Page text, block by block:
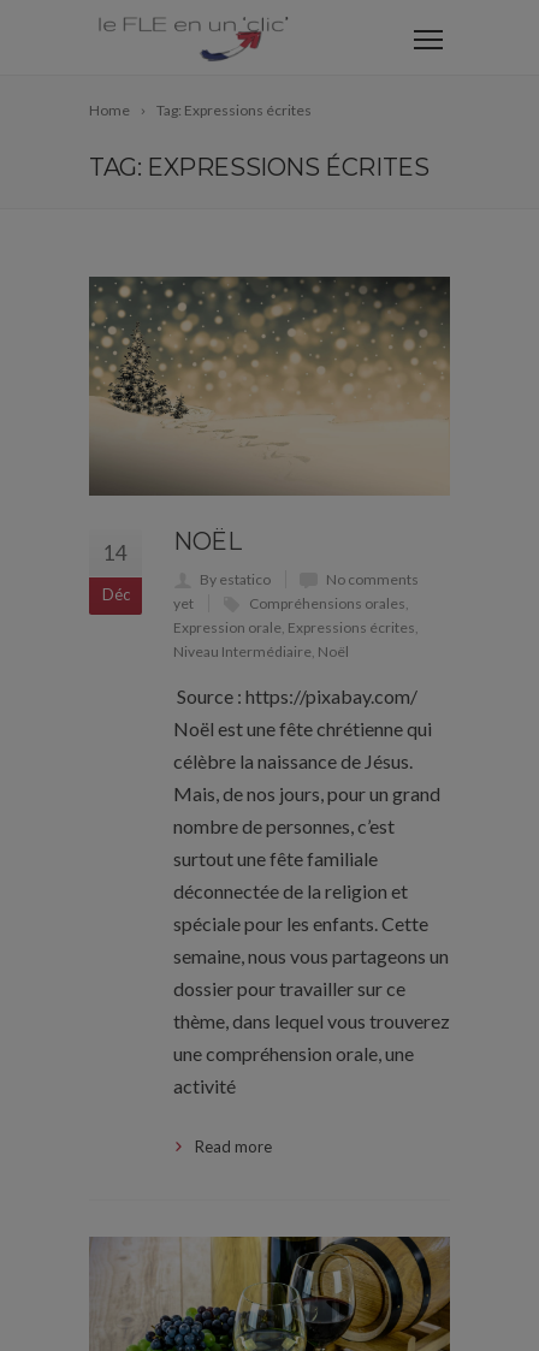
Home Tag: Expressions écrites
TAG: EXPRESSIONS ÉCRITES
14
Déc
NOËL
By estatico
No comments
yet
Compréhensions orales
Expression orale Expressions écrites
Niveau Intermédiaire Noël
Source : https://pixabay.com/
Noël est une fête chrétienne qui
célèbre la naissance de Jésus.
Mais, de nos jours, pour un grand
nombre de personnes, c’est
surtout une fête familiale
déconnectée de la religion et
spéciale pour les enfants. Cette
semaine, nous vous partageons un
dossier pour travailler sur ce
thème, dans lequel vous trouverez
une compréhension orale, une
activité
Read more